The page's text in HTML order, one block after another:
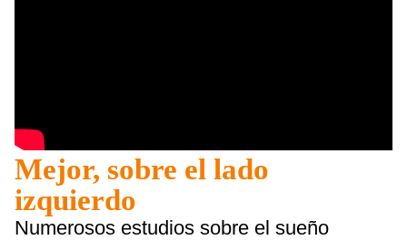
Mejor, sobre el lado
izquierdo
Numerosos estudios sobre el sueño